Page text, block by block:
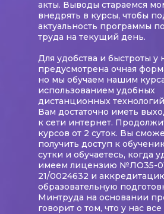
акты. Выводы стараемся
внедрять в курсы, чтобы
актуальность программы
труда на текущий день.
Для удобства и быстроты у
предусмотрена очная
но мы обучаем нашим
использованием удобных
дистанционных
Вам достаточно иметь
к сети интернет.
курсов от 2 суток. Вы
получить доступ к
сутки и обучаетесь, когда
имеем лицензию №ЛО35-
21/0024632 и
образовательную
Минтруда на основании
говорит о том, что у нас